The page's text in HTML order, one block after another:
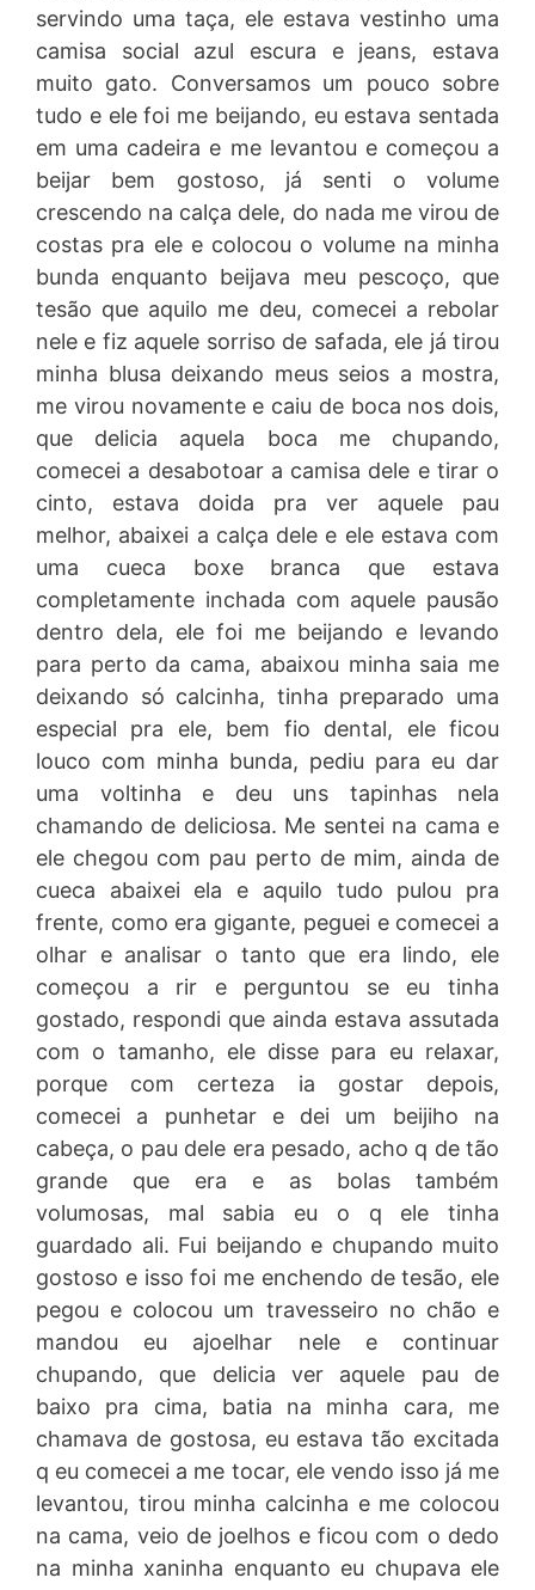
servindo uma taça, ele estava vestinho uma
camisa social azul escura e jeans, estava
muito gato. Conversamos um pouco sobre
tudo e ele foi me beijando, eu estava sentada
em uma cadeira e me levantou e começou a
beijar bem gostoso, já senti o volume
crescendo na calça dele, do nada me virou de
costas pra ele e colocou o volume na minha
bunda enquanto beijava meu pescoço, que
tesão que aquilo me deu, comecei a rebolar
nele e fiz aquele sorriso de safada, ele já tirou
minha blusa deixando meus seios a mostra,
me virou novamente e caiu de boca nos dois,
que delicia aquela boca me chupando,
comecei a desabotoar a camisa dele e tirar o
cinto, estava doida pra ver aquele pau
melhor, abaixei a calça dele e ele estava com
uma cueca boxe branca que estava
completamente inchada com aquele pausão
dentro dela, ele foi me beijando e levando
para perto da cama, abaixou minha saia me
deixando só calcinha, tinha preparado uma
especial pra ele, bem fio dental, ele ficou
louco com minha bunda, pediu para eu dar
uma voltinha e deu uns tapinhas nela
chamando de deliciosa. Me sentei na cama e
ele chegou com pau perto de mim, ainda de
cueca abaixei ela e aquilo tudo pulou pra
frente, como era gigante, peguei e comecei a
olhar e analisar o tanto que era lindo, ele
começou a rir e perguntou se eu tinha
gostado, respondi que ainda estava assutada
com o tamanho, ele disse para eu relaxar,
porque com certeza ia gostar depois,
comecei a punhetar e dei um beijiho na
cabeça, o pau dele era pesado, acho q de tão
grande que era e as bolas também
volumosas, mal sabia eu o q ele tinha
guardado ali. Fui beijando e chupando muito
gostoso e isso foi me enchendo de tesão, ele
pegou e colocou um travesseiro no chão e
mandou eu ajoelhar nele e continuar
chupando, que delicia ver aquele pau de
baixo pra cima, batia na minha cara, me
chamava de gostosa, eu estava tão excitada
q eu comecei a me tocar, ele vendo isso já me
levantou, tirou minha calcinha e me colocou
na cama, veio de joelhos e ficou com o dedo
na minha xaninha enquanto eu chupava ele